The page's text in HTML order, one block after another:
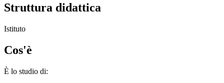
Struttura didattica
Istituto
Cos'è
È lo studio di: